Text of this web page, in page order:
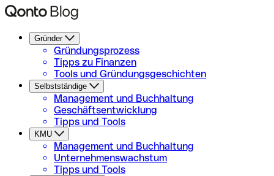
Gründer
Gründungsprozess
Tipps zu Finanzen
Tools und Gründungsgeschichten
Selbstständige
Management und Buchhaltung
Geschäftsentwicklung
Tipps und Tools
KMU
Management und Buchhaltung
Unternehmenswachstum
Tipps und Tools